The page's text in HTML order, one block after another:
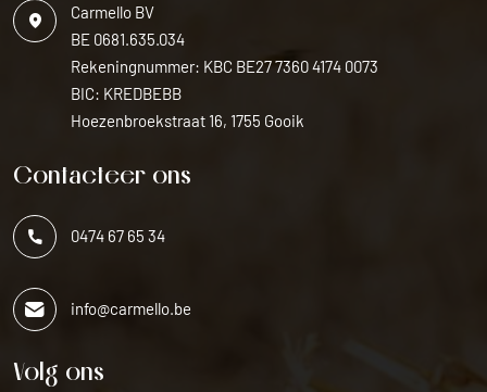
Carmello BV
BE 0681.635.034
Rekeningnummer: KBC BE27 7360 4174 0073
BIC: KREDBEBB
Hoezenbroekstraat 16, 1755 Gooik
Contacteer ons
0474 67 65 34
info@carmello.be
Volg ons